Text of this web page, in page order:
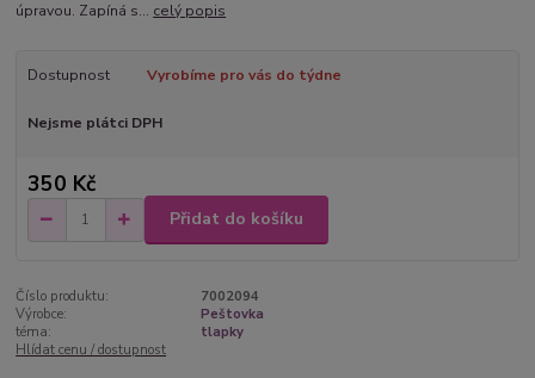
úpravou. Zapíná s... celý popis
Dostupnost Vyrobíme pro vás do týdne
Nejsme plátci DPH
350 Kč
Přidat do košíku
Číslo produktu:
7002094
Výrobce:
Peštovka
téma:
tlapky
Hlídat cenu / dostupnost